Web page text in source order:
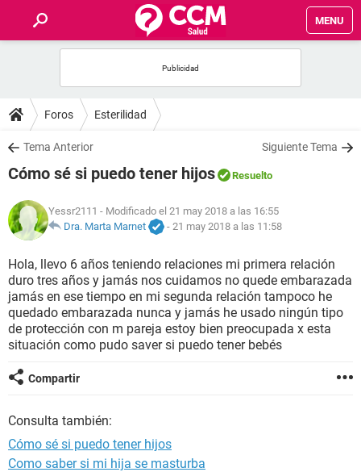
MENU
FOROS
SALUD
NUTRICIÓN
BIENESTAR
SEXUALIDAD
GLOSARIO
Foros Esterilidad
Tema Anterior Siguiente Tema
Cómo sé si puedo tener hijos Resuelto
Yessr2111 - Modificado el 21 may 2018 a las 16:55
Dra. Marta Marnet
- 21 may 2018 a las 11:58
Hola, llevo 6 años teniendo relaciones mi primera relación
duro tres años y jamás nos cuidamos no quede embarazada
jamás en ese tiempo en mi segunda relación tampoco he
quedado embarazada nunca y jamás he usado ningún tipo
de protección con m pareja estoy bien preocupada x esta
situación como pudo saver si puedo tener bebés
Compartir
Consulta también:
Cómo sé si puedo tener hijos
Como saber si mi hija se masturba